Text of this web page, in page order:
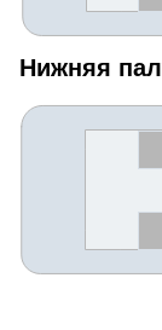
Нижняя